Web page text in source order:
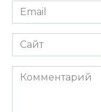
Email
*
Сайт
Комментарий